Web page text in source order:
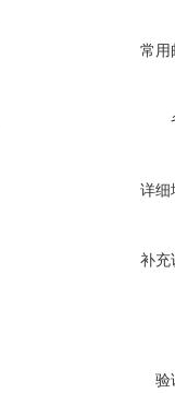
常用
详细
补充
验